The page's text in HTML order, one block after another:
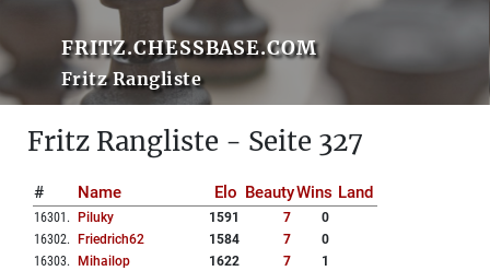
FRITZ.CHESSBASE.COM
Fritz Rangliste
Fritz Rangliste - Seite 327
# Name Elo BeautyWins Land
16301 . Piluky 1591 7
0
16302. Friedrich62 1584 7
0
16303. Mihailop 1622 7
1